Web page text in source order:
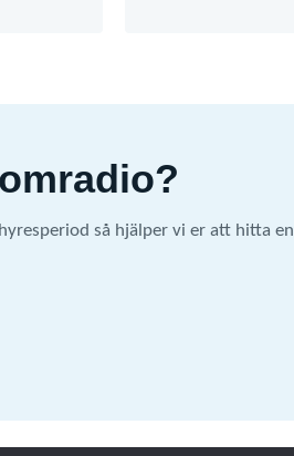
så hjälper vi er att hitta en